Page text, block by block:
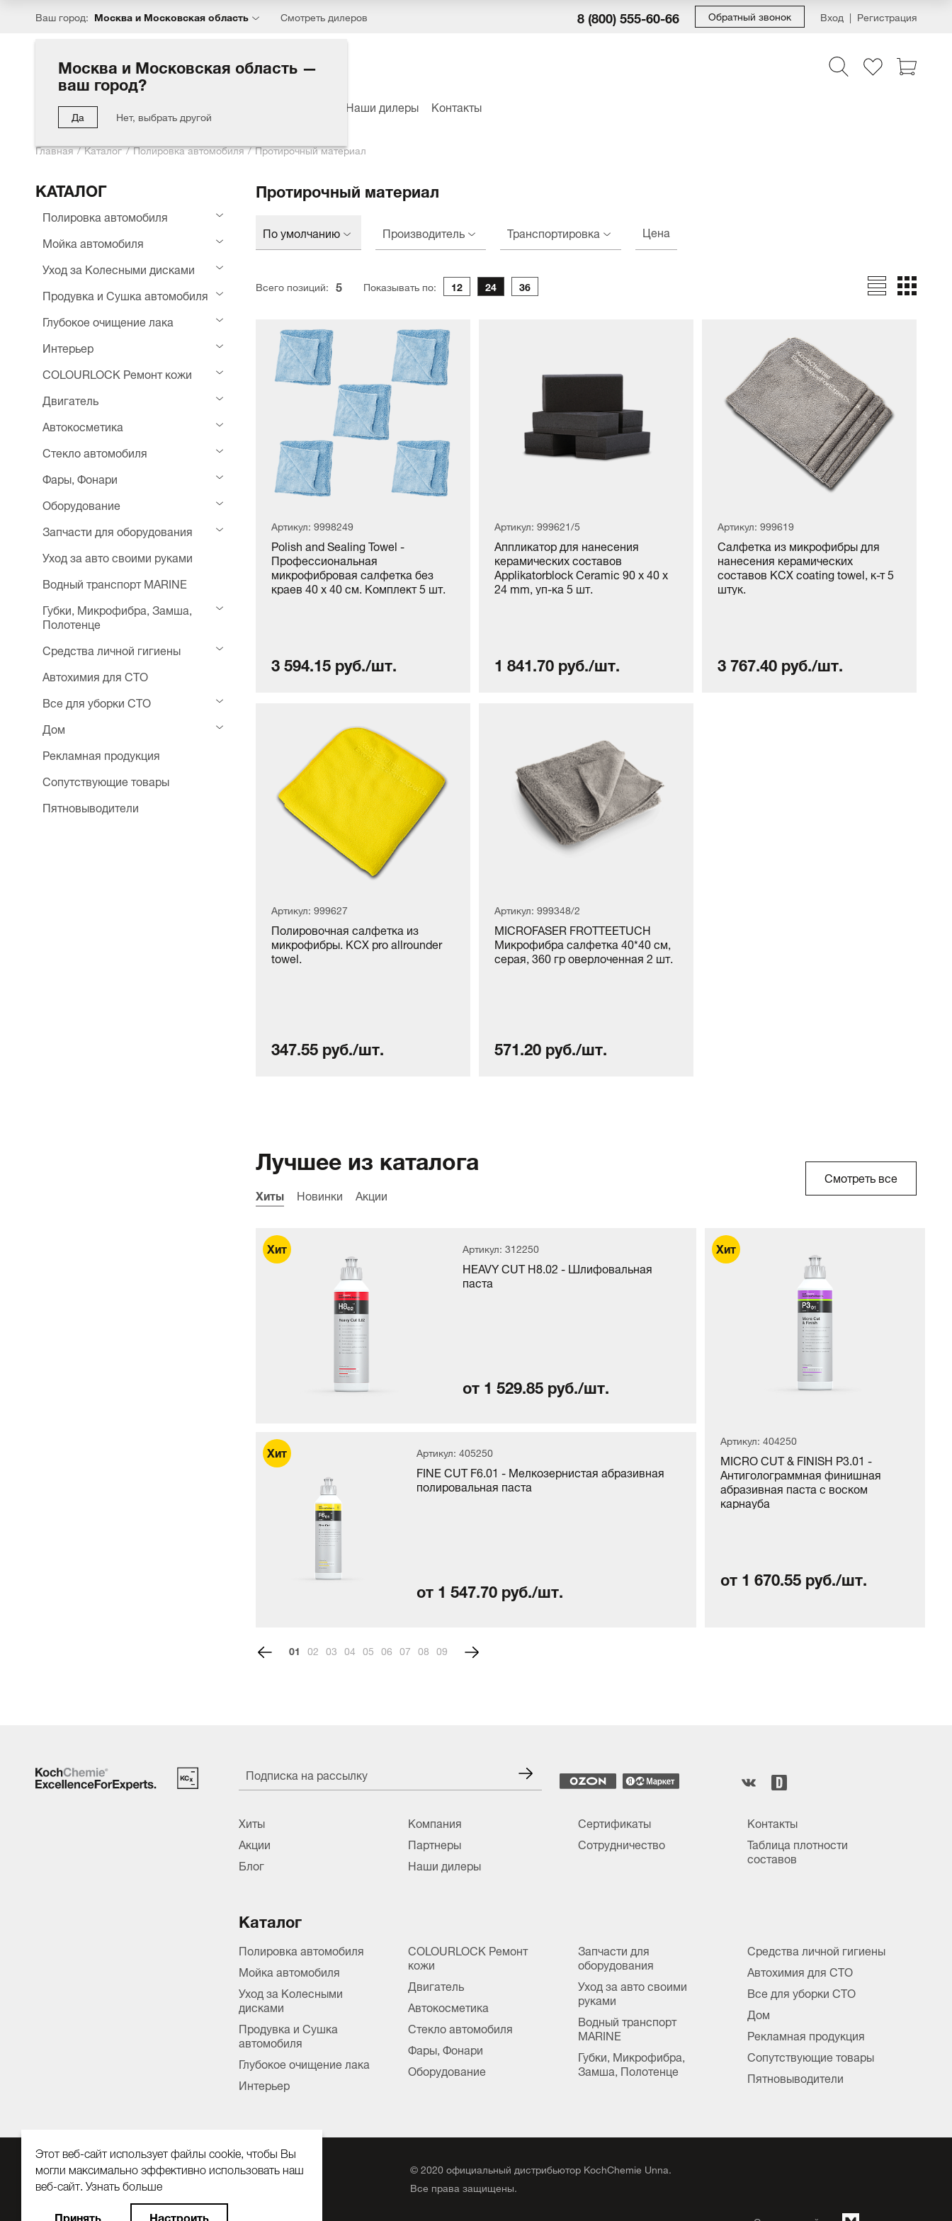
Ваш город: Москва и Московская область
Москва и Московская область —
ваш город?
Да Нет, выбрать другой
Смотреть дилеров 8 (800) 555-60-66 Обратный звонок Вход Регистрация
Каталог Хиты Наши дилеры Контакты
Главная Каталог Полировка автомобиля Протирочный материал
КАТАЛОГ
Полировка автомобиля
Мойка автомобиля
Уход за Колесными дисками
Продувка и Сушка автомобиля
Глубокое очищение лака
Интерьер
COLOURLOCK Ремонт кожи
Двигатель
Автокосметика
Стекло автомобиля
Фары, Фонари
Оборудование
Запчасти для оборудования
Уход за авто своими руками
Водный транспорт MARINE
Губки, Микрофибра, Замша,
Полотенце
Средства личной гигиены
Автохимия для СТО
Все для уборки СТО
Дом
Рекламная продукция
Сопутствующие товары
Пятновыводители
Протирочный материал
По умолчанию Производитель Транспортировка Цена
Всего позиций: 5 Показывать по: 12 24 36
Артикул: 9998249
Polish and Sealing Towel -
Профессиональная
микрофибровая салфетка без
краев 40 х 40 см. Комплект 5 шт.
3 594.15 руб./шт.
Артикул: 999621/5
Аппликатор для нанесения
керамических составов
Applikatorblock Ceramic 90 x 40 x
24 mm, уп-ка 5 шт.
1 841.70 руб./шт.
Артикул: 999619
Cалфетка из микрофибры для
нанесения керамических
составов KCX coating towel, к-т 5
штук.
3 767.40 руб./шт.
Артикул: 999627
Полировочная салфетка из
микрофибры. KCX pro allrounder
towel.
347.55 руб./шт.
Артикул: 999348/2
MICROFASER FROTTEETUCH
Микрофибра салфетка 40*40 см,
серая, 360 гр оверлоченная 2 шт.
571.20 руб./шт.
Лучшее из каталога
Хиты Новинки Акции
Смотреть все
Артикул: 312250
HEAVY CUT H8.02 - Шлифовальная
паста
от 1 529.85 руб./шт.
Артикул: 405250
FINE CUT F6.01 - Мелкозернистая абразивная
полировальная паста
от 1 547.70 руб./шт.
Артикул: 404250
MICRO CUT & FINISH P3.01 -
Антиголограммная финишная
абразивная паста с воском
карнауба
от 1 670.55 руб./шт.
1 2 3 4 5 6 7 8 9
Подписка на рассылку
Хиты
Акции
Блог
Компания
Партнеры
Наши дилеры
Сертификаты
Сотрудничество
Контакты
Таблица плотности
составов
Каталог
Полировка автомобиля
Мойка автомобиля
Уход за Колесными
дисками
Продувка и Сушка
автомобиля
Глубокое очищение лака
Интерьер
COLOURLOCK Ремонт
кожи
Двигатель
Автокосметика
Стекло автомобиля
Фары, Фонари
Оборудование
Запчасти для
оборудования
Уход за авто своими
руками
Водный транспорт
MARINE
Губки, Микрофибра,
Замша, Полотенце
Средства личной гигиены
Автохимия для СТО
Все для уборки СТО
Дом
Рекламная продукция
Сопутствующие товары
Пятновыводители
ООО «Кох Автомаркет»
127410, г. Москва, Алтуфьевское ш., д. 37, стр. 32, комн. 04,
ОГРН 1147746062375,
©2020официальный дистрибьютор KochChemie Unna.
Все права защищены.
Этот веб-сайт использует файлы cookie, чтобы Вы
могли максимально эффективно использовать наш
веб-сайт.Узнать больше
Выберите настройки cookie файлов
Принять Настроить